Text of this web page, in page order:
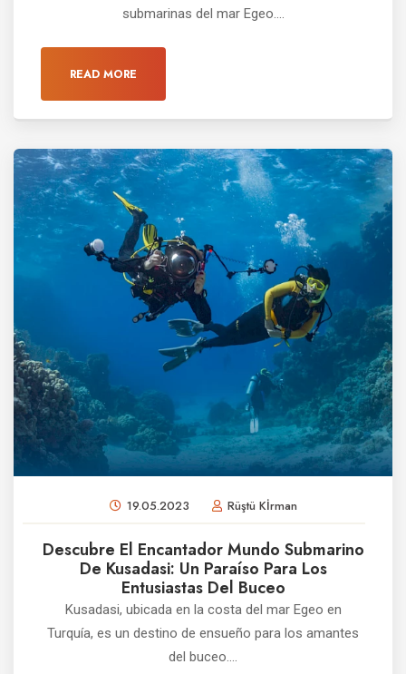
submarinas del mar Egeo....
READ MORE
19.05.2023 Rüştü Kİrman
Descubre El Encantador Mundo Submarino
De Kusadasi: Un Paraíso Para Los
Entusiastas Del Buceo
Kusadasi, ubicada en la costa del mar Egeo en
Turquía, es un destino de ensueño para los amantes
del buceo....